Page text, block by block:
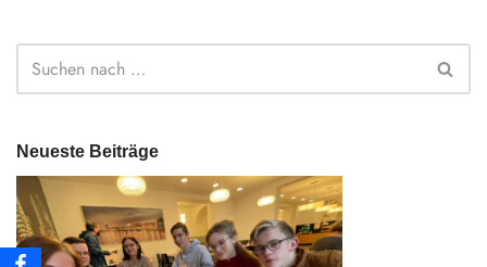
Neueste Beiträge